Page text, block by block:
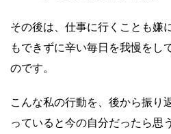
その後は、仕事に行くことも嫌
もできずに辛い毎日を我慢をし
のです。
こんな私の行動を、後から振り
っていると今の自分だったら思